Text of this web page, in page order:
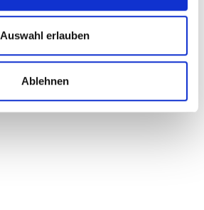
Auswahl erlauben
Ablehnen